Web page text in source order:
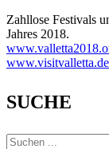
Zahllose Festivals
Jahres 2018.
www.visitvalletta.de
SUCHE